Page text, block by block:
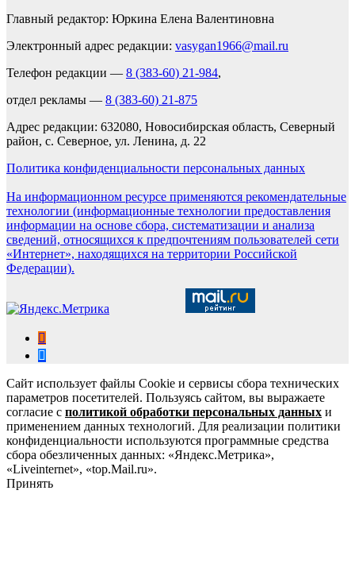
Главный редактор: Юркина Елена Валентиновна
Электронный адрес редакции: vasygan1966@mail.ru
Телефон редакции — 8 (383-60) 21-984,
отдел рекламы — 8 (383-60) 21-875
Адрес редакции: 632080, Новосибирская область, Северный
район, с. Северное, ул. Ленина, д. 22
Политика конфиденциальности персональных данных
На информационном ресурсе применяются рекомендательные
технологии (информационные технологии предоставления
информации на основе сбора, систематизации и анализа
сведений, относящихся к предпочтениям пользователей сети
«Интернет», находящихся на территории Российской
Федерации).
Сайт использует файлы Cookie и сервисы сбора технических
параметров посетителей. Пользуясь сайтом, вы выражаете
согласие с политикой обработки персональных данных и
применением данных технологий. Для реализации политики
конфиденциальности используются программные средства
сбора обезличенных данных: «Яндекс.Метрика»,
«Liveinternet», «top.Mail.ru».
Принять